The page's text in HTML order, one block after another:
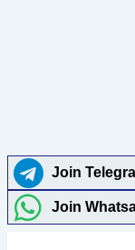
Join
Join